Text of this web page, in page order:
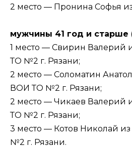
2 место — Пронина Софья
мужчины 41 год и
1 место — Свирин
ТО №2 г. Рязани;
2 место — Соломатин
ВОИ ТО №2 г. Рязани;
2 место — Чикаев
ТО №2 г. Рязани;
3 место — Котов Николай
№2 г. Рязани.